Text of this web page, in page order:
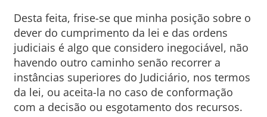
Desta feita, frise-se que minha posição sobre o
dever do cumprimento da lei e das ordens
judiciais é algo que considero inegociável, não
havendo outro caminho senão recorrer a
instâncias superiores do Judiciário, nos termos
da lei, ou aceita-la no caso de conformação
com a decisão ou esgotamento dos recursos.